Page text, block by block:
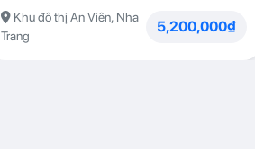
Khu đô thị An Viên, Nha
Trang
5,200,000₫